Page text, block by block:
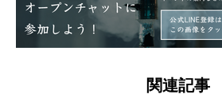
関連記事